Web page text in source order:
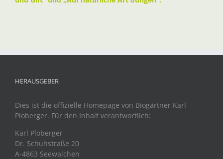
HERAUSGEBER
Dies ist die offizielle Homepage von Biogärtner Karl
Ploberger. Für den Inhalt verantwortlich:
Karl Ploberger
Dr. Schuhstraße 20
A-4863 Seewalchen